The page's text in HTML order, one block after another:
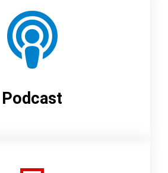
Podcast